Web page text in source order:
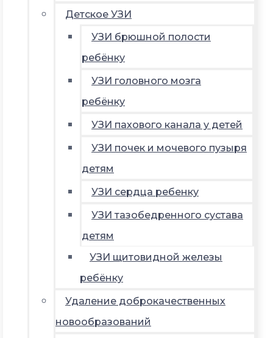
Детское УЗИ
УЗИ брюшной полости
ребёнку
УЗИ головного мозга
ребёнку
УЗИ пахового канала у детей
УЗИ почек и мочевого пузыря
детям
УЗИ сердца ребенку
УЗИ тазобедренного сустава
детям
УЗИ щитовидной железы
ребёнку
Удаление доброкачественных
новообразований